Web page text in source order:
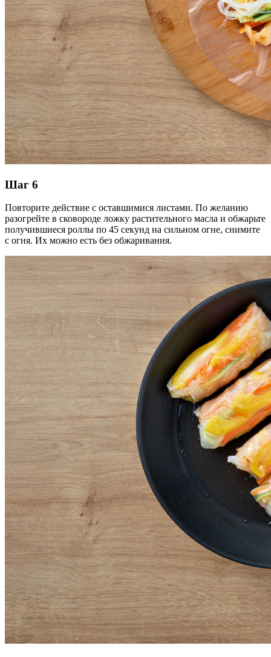
Шаг 6
Повторите действие с оставшимися листами. По желанию
разогрейте в сковороде ложку растительного масла и обжарьте
получившиеся роллы по 45 секунд на сильном огне, снимите
с огня. Их можно есть без обжаривания.